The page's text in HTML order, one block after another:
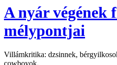
A nyár végének
mélypontjai
Villámkritika: dzsinnek,